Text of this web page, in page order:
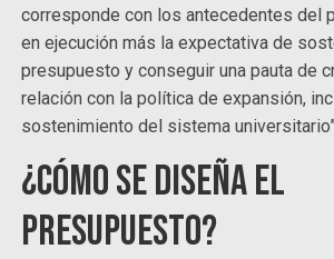
corresponde con los antecedentes del
en ejecución más la expectativa de
presupuesto y conseguir una pauta de
relación con la política de expansión,
sostenimiento del sistema
¿Cómo se diseña el
presupuesto?